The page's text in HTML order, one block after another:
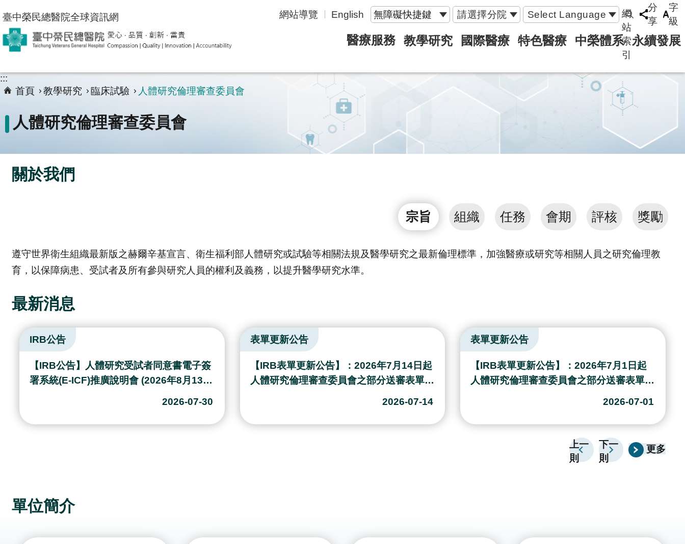
跳到主要內容區塊
臺中榮民總醫院全球資訊網 網站導覽 English 無障礙快捷鍵 請選擇分院 Select Language
網
站
索
引
分
享
字
級
醫療服務 教學研究 國際醫療 特色醫療 中榮體系 永續發展
:::
首頁
教學研究 臨床試驗 人體研究倫理審查委員會
人體研究倫理審查委員會
關於我們
宗旨 組織 任務 會期 評核 獎勵
遵守世界衛生組織最新版之赫爾辛基宣言、衛生福利部人體研究或試驗等相關法規及醫學研究之最新倫理標準，加強醫療或研究等相關人員之研究倫理教
育，以保障病患、受試者及所有參與研究人員的權利及義務，以提升醫學研究水準。
最新消息
表單更新公告
【IRB表單更新公告】：2026年5月13日起
人體研究倫理審查委員會之部分送審表單已
2026-05-13
IRB公告
【IRB公告】研究案計畫名稱之變更，研究
團隊無需再重新簽署「顯著財務利益申報
2026-04-09
活動花絮
於2026年3月23日舉辦「人體研究倫理審查
委員會共識研討會」，並邀請處長進行專題
成。
2026-04-09
上一
則
下一
則
更多
單位簡介